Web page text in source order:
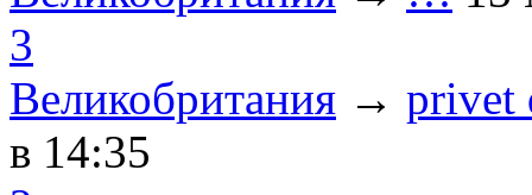
3
Великобритания → privet
в 14:35